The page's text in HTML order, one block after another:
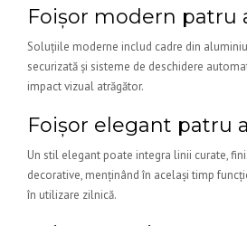
Foișor modern patru
Soluțiile moderne includ cadre din
securizată și sisteme de deschidere
impact vizual atrăgător.
Foișor elegant patru
Un stil elegant poate integra linii curate,
decorative, menținând în același timp
în utilizare zilnică.